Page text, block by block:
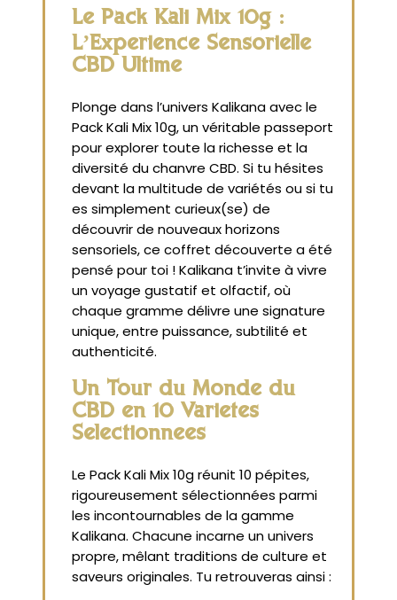
Le Pack Kali Mix 10g :
L’Expérience Sensorielle
CBD Ultime
Plonge dans l’univers Kalikana avec le
Pack Kali Mix 10g, un véritable passeport
pour explorer toute la richesse et la
diversité du chanvre CBD. Si tu hésites
devant la multitude de variétés ou si tu
es simplement curieux(se) de
découvrir de nouveaux horizons
sensoriels, ce coffret découverte a été
pensé pour toi ! Kalikana t’invite à vivre
un voyage gustatif et olfactif, où
chaque gramme délivre une signature
unique, entre puissance, subtilité et
authenticité.
Un Tour du Monde du
CBD en 10 Variétés
Sélectionnées
Le Pack Kali Mix 10g réunit 10 pépites,
rigoureusement sélectionnées parmi
les incontournables de la gamme
Kalikana. Chacune incarne un univers
propre, mêlant traditions de culture et
saveurs originales. Tu retrouveras ainsi :